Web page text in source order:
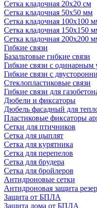
Сетка кладочная 20x20 см
Сетка кладочная 50x50 мм
Сетка кладочная 100x100
Сетка кладочная 150x150
Сетка кладочная 200x200
Гибкие связи
Базальтовые гибкие связи
Гибкие связи с одинарным
Гибкие связи с
Стеклопластиковые связи
Гибкие связи для
Дюбели и фиксаторы
Дюбель фасадный для
Пластиковые фиксаторы
Сетки для птичников
Сетка для цыплят
Сетка для курятника
Сетка для перепелов
Сетка для брудера
Сетка для бройлеров
Антидроновые сетки
Антидроновая защита
Защита от БПЛА
Защита дома от БПЛА